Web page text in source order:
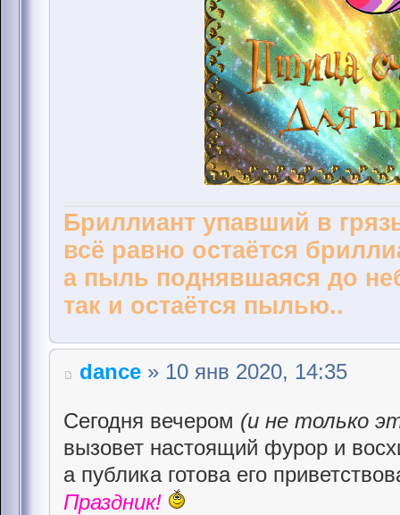
Бриллиант упавший в
всё равно остаётся
а пыль поднявшаяся до
так и остаётся пылью..
dance » 10 янв 2020, 14:35
Сегодня вечером (и не только
вызовет настоящий фурор и
а публика готова его
Праздник!